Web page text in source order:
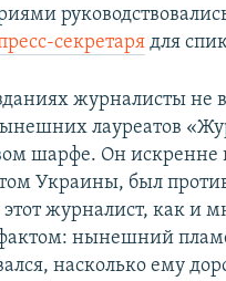
секретаря для
журналисты не
лауреатов
шарфе. Он искренне
Украины, был
журналист, как и
фактом: нынешний
насколько ему